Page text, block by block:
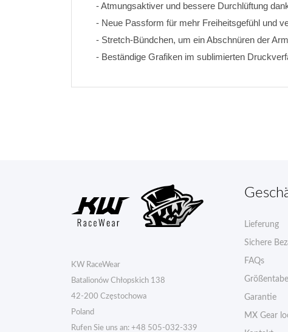
- Atmungsaktiver und bessere Durchlüftung
- Neue Passform für mehr Freiheitsgefühl und
- Stretch-Bündchen, um ein Abschnüren der
- Beständige Grafiken im sublimierten
KW RaceWear
Batalionów Chłopskich 138
42-200 Częstochowa
Poland
Rufen Sie uns an: +48 505-032-339
Lieferung
Sichere
FAQs
Garantie
MX Gear